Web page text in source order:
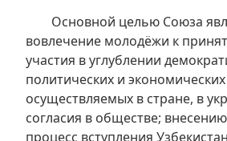
Основной целью Союза
вовлечение молодёжи к
участия в углублении
политических и
осуществляемых в стране, в
согласия в обществе;
процесс вступления